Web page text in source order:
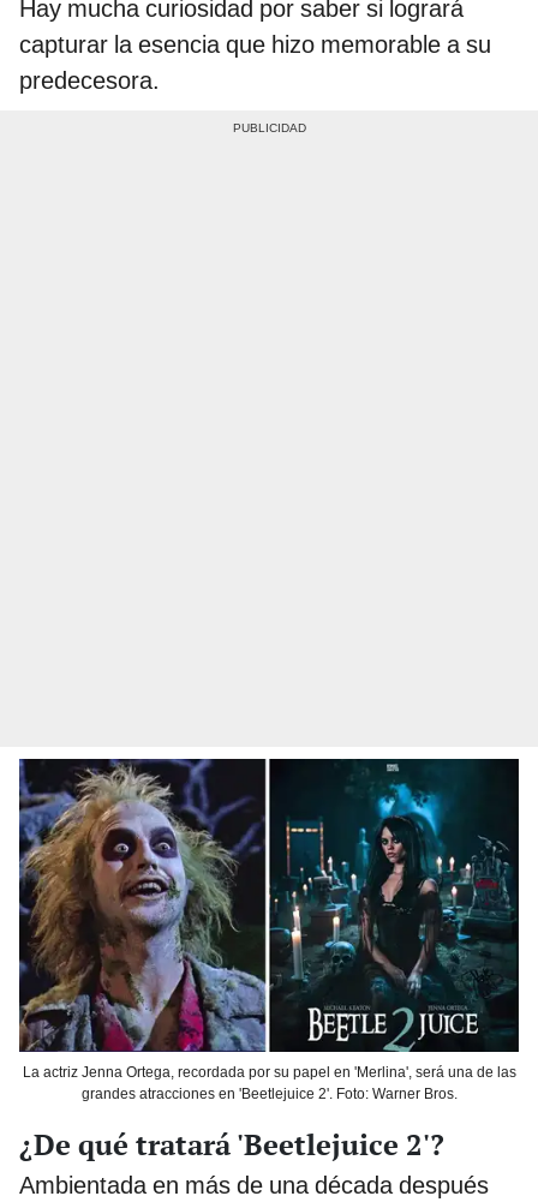
Hay mucha curiosidad por saber si logrará
capturar la esencia que hizo memorable a su
predecesora.
La actriz Jenna Ortega, recordada por su papel en 'Merlina', será una de las
grandes atracciones en 'Beetlejuice 2'. Foto: Warner Bros.
¿De qué tratará 'Beetlejuice 2'?
Ambientada en más de una década después